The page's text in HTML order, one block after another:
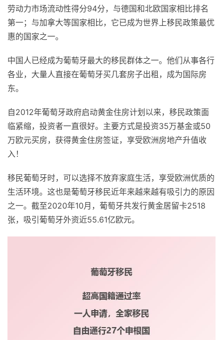
劳动力市场流动性得分94分，与德国和北欧国家相比排名
第一；与加拿大等国家相比，它已成为世界上移民政策最优
惠的国家之一。
中国人已经成为葡萄牙最大的移民群体之一。他们从事各行
各业，大量人直接在葡萄牙买几套房子出租，成为国际房
东。
自2012年葡萄牙政府启动黄金住房计划以来，移民政策面
临紧缩，投资者一直很好。主要方式是投资35万基金或50
万欧元买房，获得黄金住房签证，享受欧洲房地产升值收
入！
移民葡萄牙时，可以选择不放弃家庭生活，享受欧洲优质的
生活环境。这也是葡萄牙移民近年来越来越有吸引力的原因
之一。截至2020年10月，葡萄牙共发行黄金居留卡2518
张，吸引葡萄牙外资近55.61亿欧元。